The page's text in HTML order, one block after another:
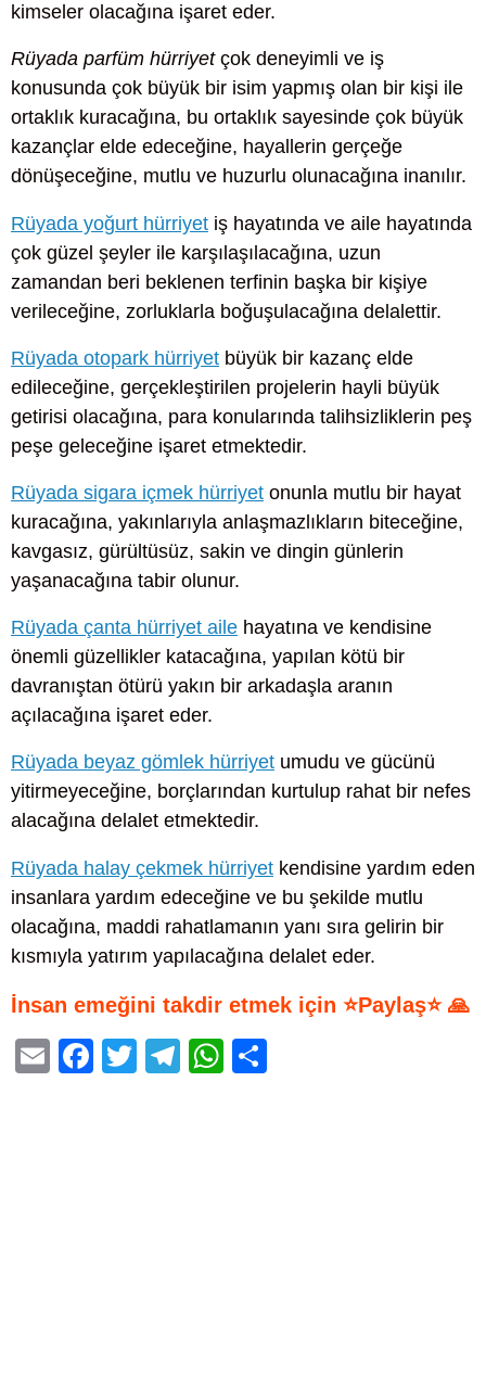
kimseler olacağına işaret eder.
Rüyada parfüm hürriyetçok deneyimli ve iş
konusunda çok büyük bir isim yapmış olan bir kişi ile
ortaklık kuracağına, bu ortaklık sayesinde çok büyük
kazançlar elde edeceğine, hayallerin gerçeğe
dönüşeceğine, mutlu ve huzurlu olunacağına inanılır.
Rüyada yoğurt hürriyet iş hayatında ve aile hayatında
çok güzel şeyler ile karşılaşılacağına, uzun
zamandan beri beklenen terfinin başka bir kişiye
verileceğine, zorluklarla boğuşulacağına delalettir.
Rüyada otopark hürriyet büyük bir kazanç elde
edileceğine, gerçekleştirilen projelerin hayli büyük
getirisi olacağına, para konularında talihsizliklerin peş
peşe geleceğine işaret etmektedir.
Rüyada sigara içmek hürriyet onunla mutlu bir hayat
kuracağına, yakınlarıyla anlaşmazlıkların biteceğine,
kavgasız, gürültüsüz, sakin ve dingin günlerin
yaşanacağına tabir olunur.
Rüyada çanta hürriyet aile hayatına ve kendisine
önemli güzellikler katacağına, yapılan kötü bir
davranıştan ötürü yakın bir arkadaşla aranın
açılacağına işaret eder.
Rüyada beyaz gömlek hürriyet umudu ve gücünü
yitirmeyeceğine, borçlarından kurtulup rahat bir nefes
alacağına delalet etmektedir.
Rüyada halay çekmek hürriyet kendisine yardım eden
insanlara yardım edeceğine ve bu şekilde mutlu
olacağına, maddi rahatlamanın yanı sıra gelirin bir
kısmıyla yatırım yapılacağına delalet eder.
İnsan emeğini takdir etmek için ⭐Paylaş⭐ 🙏
E
F
T
T
W